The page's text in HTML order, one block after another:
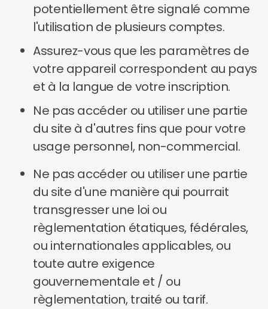
potentiellement être signalé comme
l'utilisation de plusieurs comptes.
Assurez-vous que les paramètres de
votre appareil correspondent au pays
et à la langue de votre inscription.
Ne pas accéder ou utiliser une partie
du site à d'autres fins que pour votre
usage personnel, non-commercial.
Ne pas accéder ou utiliser une partie
du site d'une manière qui pourrait
transgresser une loi ou
règlementation étatiques, fédérales,
ou internationales applicables, ou
toute autre exigence
gouvernementale et / ou
règlementation, traité ou tarif.